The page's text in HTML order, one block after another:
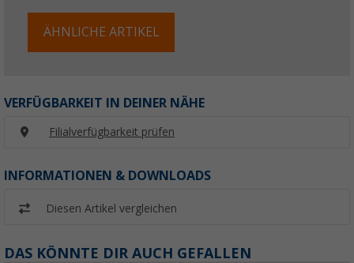
ÄHNLICHE ARTIKEL
VERFÜGBARKEIT IN DEINER NÄHE
Filialverfügbarkeit prüfen
INFORMATIONEN & DOWNLOADS
Diesen Artikel vergleichen
DAS KÖNNTE DIR AUCH GEFALLEN